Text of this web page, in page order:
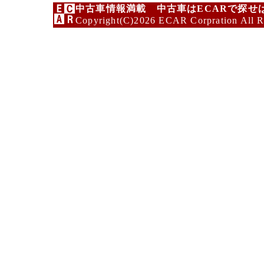
中古車情報満載 中古車はECARで探せ
Copyright(C)2026 ECAR Corpration All